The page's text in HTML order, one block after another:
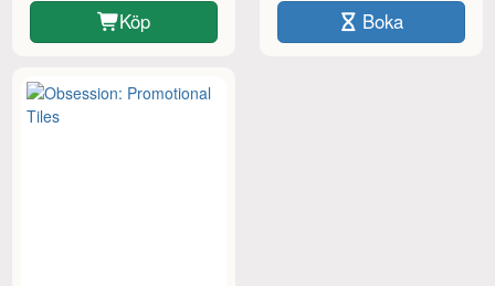
Köp Boka